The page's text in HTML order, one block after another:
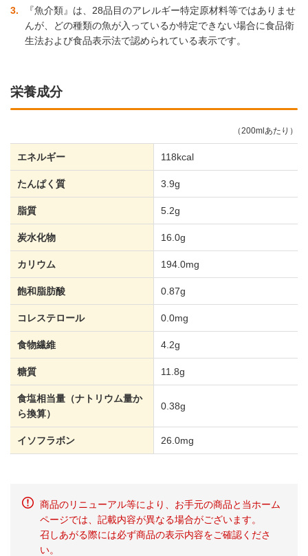
3
『魚介類』は、28品目のアレルギー特定原材料等ではありませ
んが、どの種類の魚が入っているか特定できない場合に食品衛
生法および食品表示法で認められている表示です。
栄養成分
（200mlあたり）
エネルギー 118kcal
たんぱく質 3.9g
脂質 5.2g
炭水化物 16.0g
カリウム 194.0mg
飽和脂肪酸 0.87g
コレステロール 0.0mg
食物繊維 4.2g
糖質 11.8g
食塩相当量（ナトリウム量か
ら換算）
0.38g
イソフラボン 26.0mg
商品のリニューアル等により、お手元の商品と当ホーム
ページでは、記載内容が異なる場合がございます。
召しあがる際には必ず商品の表示内容をご確認くださ
い。